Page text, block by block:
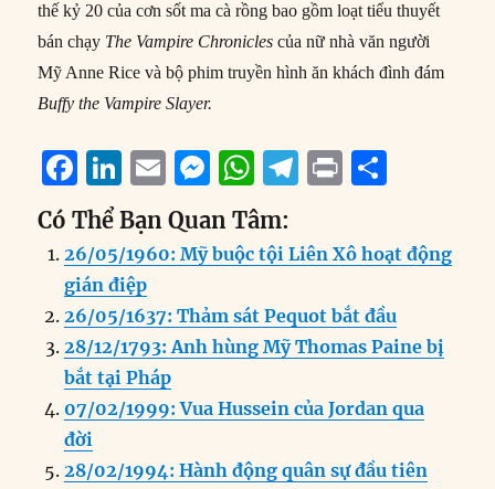
thế kỷ 20 của cơn sốt ma cà rồng bao gồm loạt tiểu thuyết
bán chạy The Vampire Chronicles của nữ nhà văn người
Mỹ Anne Rice và bộ phim truyền hình ăn khách đình đám
Buffy the Vampire Slayer.
F
a
c
e
b
o
o
k
Li
n
k
e
d
I
n
E
m
ai
l
M
e
ss
e
n
g
W
h
at
s
A
p
T
e
g
r
a
P
n
t
a
re
Có Thể Bạn Quan Tâm:
26/05/1960: Mỹ buộc tội Liên Xô hoạt động
gián điệp
26/05/1637: Thảm sát Pequot bắt đầu
28/12/1793: Anh hùng Mỹ Thomas Paine bị
bắt tại Pháp
07/02/1999: Vua Hussein của Jordan qua
đời
28/02/1994: Hành động quân sự đầu tiên